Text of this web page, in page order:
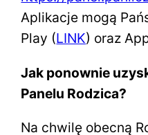
Aplikacje mogą
Play (LINK) oraz
Jak ponownie
Panelu Rodzica?
Na chwilę obecną